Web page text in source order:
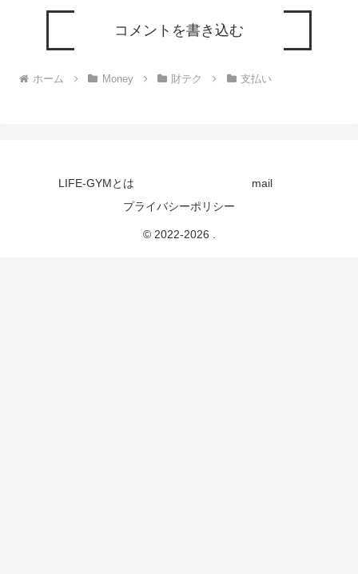
コメントを書き込む
ホーム Money 財テク 支払い
LIFE-GYMとは
mail
プライバシーポリシー
© 2022-2026 .